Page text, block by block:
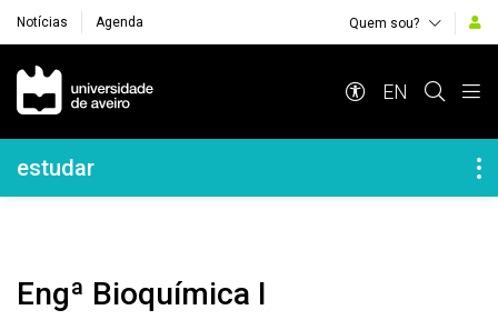
Notícias Agenda Quem sou?
Navegação Principal
EN
Navegação Lateral
estudar
Engª Bioquímica I